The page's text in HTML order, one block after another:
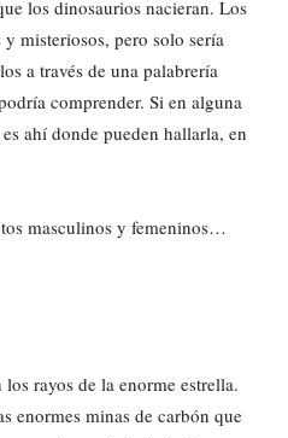
los dinosaurios nacieran. Los
misteriosos, pero solo sería
a través de una palabrería
comprender. Si en alguna
ahí donde pueden hallarla, en
masculinos y femeninos…
rayos de la enorme estrella.
enormes minas de carbón que